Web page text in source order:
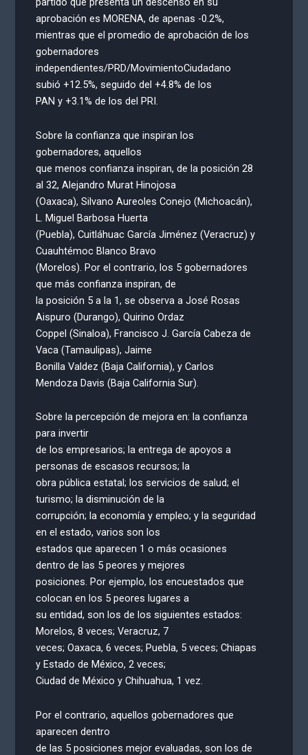
aprobación es MORENA, de apenas -0.2%,
mientras que el promedio de aprobación de los
gobernadores
independientes/PRD/MovimientoCiudadano
subió +12.5%, seguido del +4.8% de los
PAN y +3.1% de los del PRI.
Sobre la confianza que inspiran los
gobernadores, aquellos
que menos confianza inspiran, de la posición 28
al 32, Alejandro Murat Hinojosa
(Oaxaca), Silvano Aureoles Conejo (Michoacán),
L. Miguel Barbosa Huerta
(Puebla), Cuitláhuac García Jiménez (Veracruz) y
Cuauhtémoc Blanco Bravo
(Morelos). Por el contrario, los 5 gobernadores
que más confianza inspiran, de
la posición 5 a la 1, se observa a José Rosas
Aispuro (Durango), Quirino Ordaz
Coppel (Sinaloa), Francisco J. García Cabeza de
Vaca (Tamaulipas), Jaime
Bonilla Valdez (Baja California), y Carlos
Mendoza Davis (Baja California Sur).
Sobre la percepción de mejora en: la confianza
para invertir
de los empresarios; la entrega de apoyos a
personas de escasos recursos; la
obra pública estatal; los servicios de salud; el
turismo; la disminución de la
corrupción; la economía y empleo; y la seguridad
en el estado, varios son los
estados que aparecen 1 o más ocasiones
dentro de las 5 peores y mejores
posiciones. Por ejemplo, los encuestados que
colocan en los 5 peores lugares a
su entidad, son los de los siguientes estados:
Morelos, 8 veces; Veracruz, 7
veces; Oaxaca, 6 veces; Puebla, 5 veces; Chiapas
y Estado de México, 2 veces;
Ciudad de México y Chihuahua, 1 vez.
Por el contrario, aquellos gobernadores que
aparecen dentro
de las 5 posiciones mejor evaluadas, son los de